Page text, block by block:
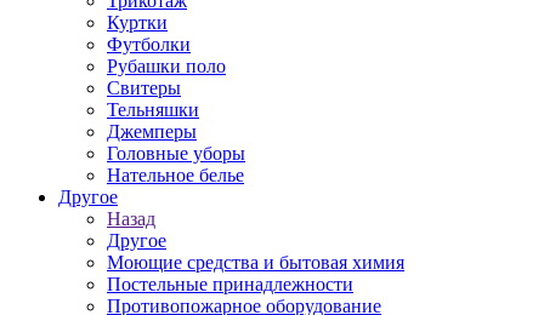
Куртки
Футболки
Рубашки поло
Свитеры
Тельняшки
Джемперы
Головные уборы
Нательное белье
Другое
Назад
Другое
Моющие средства и бытовая химия
Постельные принадлежности
Противопожарное оборудование